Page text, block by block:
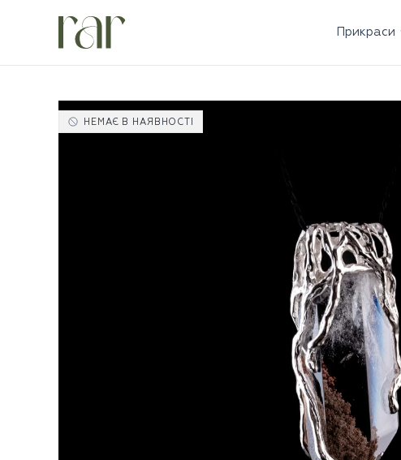
Прикраси
НЕМАЄ В НАЯВНОСТІ